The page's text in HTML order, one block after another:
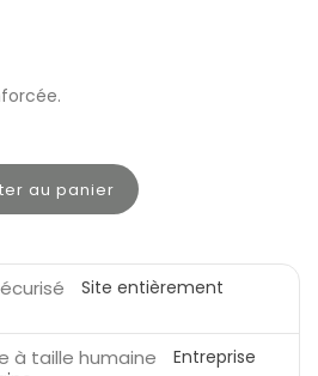
au panier
Site entièrement
Entreprise